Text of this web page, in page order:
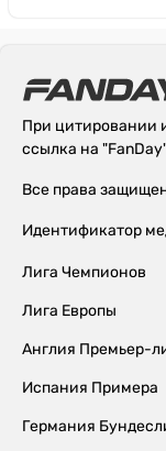
При цитировании
ссылка на
Все права
Идентификатор
Лига Чемпионов
Лига Европы
Англия Премьер-
Испания Примера
Германия